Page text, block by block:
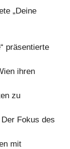
„Deine
präsentierte
ihren
zu
Fokus des
mit